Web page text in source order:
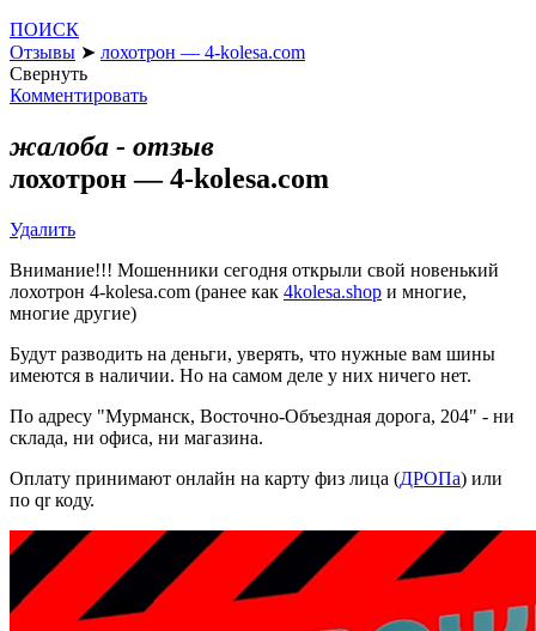
ПОИСК
Отзывы ➤ лохотрон — 4-kolesa.com
Свернуть
Комментировать
жалоба - отзыв
лохотрон — 4-kolesa.com
Удалить
Внимание!!! Мошенники сегодня открыли свой новенький
лохотрон 4-kolesa.com (ранее как 4kolesa.shop и многие,
многие другие)
Будут разводить на деньги, уверять, что нужные вам шины
имеются в наличии. Но на самом деле у них ничего нет.
По адресу "Мурманск, Восточно-Объездная дорога, 204" - ни
склада, ни офиса, ни магазина.
Оплату принимают онлайн на карту физ лица (ДРОПа) или
по qr коду.